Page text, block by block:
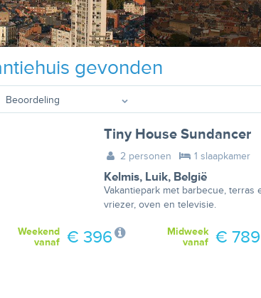
gevonden
Tiny House Sundancer
2 personen 1 slaapkamer
Kelmis, Luik, België
Vakantiepark met barbecue, terras
vriezer, oven en televisie.
Midweek
vanaf
€ 789
Weekend
vanaf
€ 396